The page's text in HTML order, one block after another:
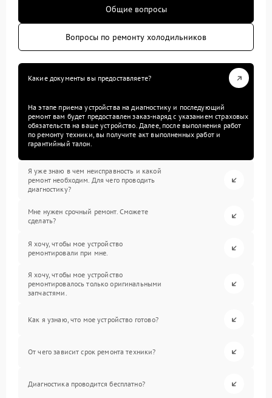
Общие вопросы
Вопросы по ремонту холодильников
Какие документы вы предоставляете?
На этапе приема устройства на диагностику и последующий
ремонт вам будет предоставлен заказ-наряд с указанием страховых
обязательств на ваше устройство. Далее, после выполнения работ
по ремонту техники, вы получите акт выполненных работ и
гарантийный талон.
Я уже знаю в чем неисправность и какой
ремонт необходим. Для чего проводить
диагностику?
Мне нужен срочный ремонт. Сможете
сделать?
Я хочу, чтобы мое устройство
ремонтировали при мне.
Я хочу, чтобы мое устройство
ремонтировалось только оригинальными
запчастями.
Как я узнаю, что мое устройство готово?
От чего зависит срок ремонта техники?
Диагностика проводится бесплатно?